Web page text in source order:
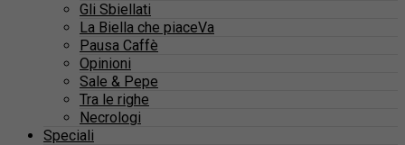
Gli Sbiellati
La Biella che piaceVa
Pausa Caffè
Opinioni
Sale & Pepe
Tra le righe
Necrologi
Speciali